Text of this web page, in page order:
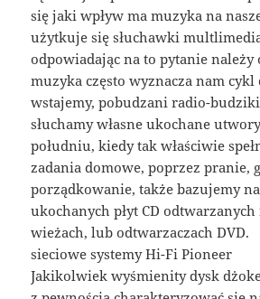
się jaki wpływ ma muzyka na
użytkuje się słuchawki
odpowiadając na to pytanie należy
muzyka często wyznacza nam cykl
wstajemy, pobudzani radio-
słuchamy własne ukochane
południu, kiedy tak właściwie
zadania domowe, poprzez pranie,
porządkowanie, także bazujemy
ukochanych płyt CD
wieżach, lub odtwarzaczach DVD.
sieciowe systemy Hi-Fi Pioneer
Jakikolwiek wyśmienity dysk